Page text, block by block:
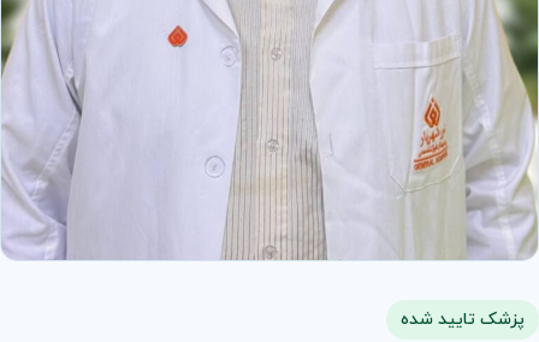
پزشک تایید شده